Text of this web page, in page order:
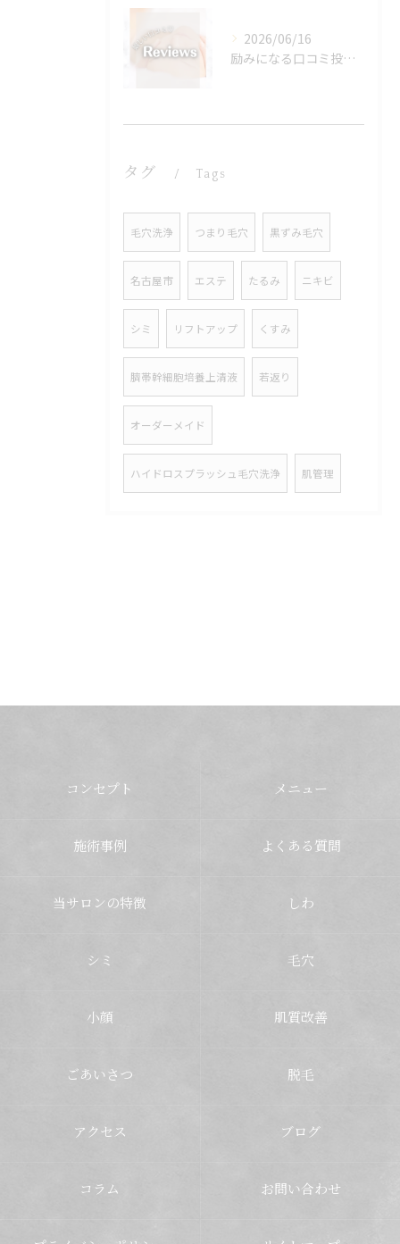
2026/06/16
励みになる口コミ投稿、本当に嬉しいです♡♡♡
タグ Tags
毛穴洗浄 つまり毛穴 黒ずみ毛穴
名古屋市 エステ たるみ ニキビ
シミ リフトアップ くすみ
臍帯幹細胞培養上清液 若返り
オーダーメイド
ハイドロスプラッシュ毛穴洗浄 肌管理
コンセプト メニュー
施術事例 よくある質問
当サロンの特徴 しわ
シミ 毛穴
小顔 肌質改善
ごあいさつ 脱毛
アクセス ブログ
コラム お問い合わせ